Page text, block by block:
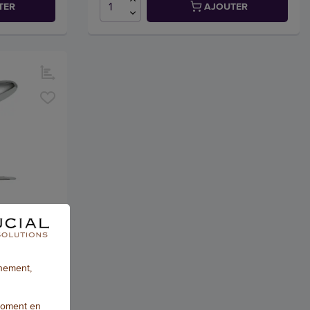
AJOUTER
capacité
47,47 € HT
en